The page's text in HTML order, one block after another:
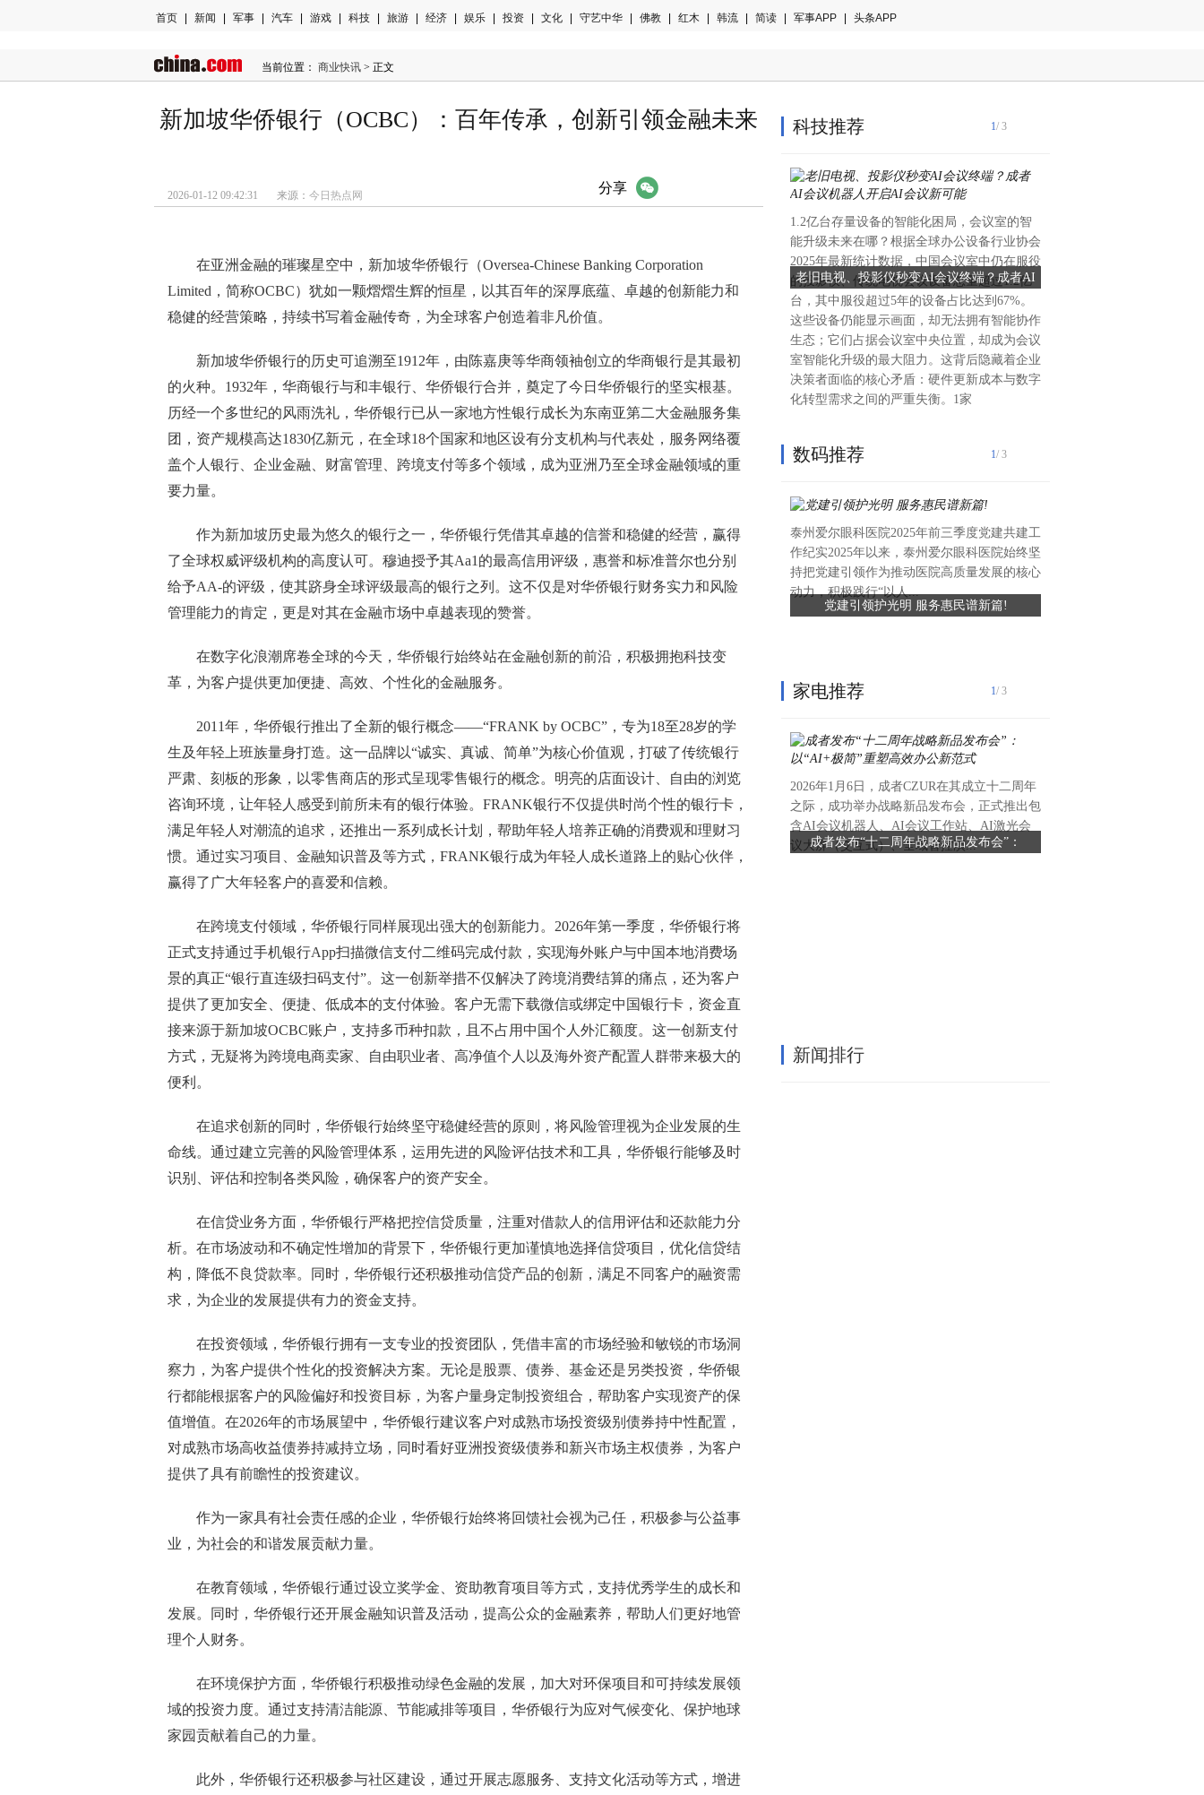
首页 新闻 军事 汽车 游戏 科技 旅游 经济 娱乐 投资 文化 守艺中华 佛教 红木 韩流 简读 军事APP 头条APP
当前位置： 商业快讯 > 正文
新加坡华侨银行（OCBC）：百年传承，创新引领金融未来
2026-01-12 09:42:31 来源： 今日热点网 分享
在亚洲金融的璀璨星空中，新加坡华侨银行（Oversea-Chinese Banking Corporation
Limited，简称OCBC）犹如一颗熠熠生辉的恒星，以其百年的深厚底蕴、卓越的创新能力和
稳健的经营策略，持续书写着金融传奇，为全球客户创造着非凡价值。
新加坡华侨银行的历史可追溯至1912年，由陈嘉庚等华商领袖创立的华商银行是其最初
的火种。1932年，华商银行与和丰银行、华侨银行合并，奠定了今日华侨银行的坚实根基。
历经一个多世纪的风雨洗礼，华侨银行已从一家地方性银行成长为东南亚第二大金融服务集
团，资产规模高达1830亿新元，在全球18个国家和地区设有分支机构与代表处，服务网络覆
盖个人银行、企业金融、财富管理、跨境支付等多个领域，成为亚洲乃至全球金融领域的重
要力量。
作为新加坡历史最为悠久的银行之一，华侨银行凭借其卓越的信誉和稳健的经营，赢得
了全球权威评级机构的高度认可。穆迪授予其Aa1的最高信用评级，惠誉和标准普尔也分别
给予AA-的评级，使其跻身全球评级最高的银行之列。这不仅是对华侨银行财务实力和风险
管理能力的肯定，更是对其在金融市场中卓越表现的赞誉。
在数字化浪潮席卷全球的今天，华侨银行始终站在金融创新的前沿，积极拥抱科技变
革，为客户提供更加便捷、高效、个性化的金融服务。
2011年，华侨银行推出了全新的银行概念——“FRANK by OCBC”，专为18至28岁的学
生及年轻上班族量身打造。这一品牌以“诚实、真诚、简单”为核心价值观，打破了传统银行
严肃、刻板的形象，以零售商店的形式呈现零售银行的概念。明亮的店面设计、自由的浏览
咨询环境，让年轻人感受到前所未有的银行体验。FRANK银行不仅提供时尚个性的银行卡，
满足年轻人对潮流的追求，还推出一系列成长计划，帮助年轻人培养正确的消费观和理财习
惯。通过实习项目、金融知识普及等方式，FRANK银行成为年轻人成长道路上的贴心伙伴，
赢得了广大年轻客户的喜爱和信赖。
在跨境支付领域，华侨银行同样展现出强大的创新能力。2026年第一季度，华侨银行将
正式支持通过手机银行App扫描微信支付二维码完成付款，实现海外账户与中国本地消费场
景的真正“银行直连级扫码支付”。这一创新举措不仅解决了跨境消费结算的痛点，还为客户
提供了更加安全、便捷、低成本的支付体验。客户无需下载微信或绑定中国银行卡，资金直
接来源于新加坡OCBC账户，支持多币种扣款，且不占用中国个人外汇额度。这一创新支付
方式，无疑将为跨境电商卖家、自由职业者、高净值个人以及海外资产配置人群带来极大的
便利。
在追求创新的同时，华侨银行始终坚守稳健经营的原则，将风险管理视为企业发展的生
命线。通过建立完善的风险管理体系，运用先进的风险评估技术和工具，华侨银行能够及时
识别、评估和控制各类风险，确保客户的资产安全。
在信贷业务方面，华侨银行严格把控信贷质量，注重对借款人的信用评估和还款能力分
析。在市场波动和不确定性增加的背景下，华侨银行更加谨慎地选择信贷项目，优化信贷结
构，降低不良贷款率。同时，华侨银行还积极推动信贷产品的创新，满足不同客户的融资需
求，为企业的发展提供有力的资金支持。
在投资领域，华侨银行拥有一支专业的投资团队，凭借丰富的市场经验和敏锐的市场洞
察力，为客户提供个性化的投资解决方案。无论是股票、债券、基金还是另类投资，华侨银
行都能根据客户的风险偏好和投资目标，为客户量身定制投资组合，帮助客户实现资产的保
值增值。在2026年的市场展望中，华侨银行建议客户对成熟市场投资级别债券持中性配置，
对成熟市场高收益债券持减持立场，同时看好亚洲投资级债券和新兴市场主权债券，为客户
提供了具有前瞻性的投资建议。
作为一家具有社会责任感的企业，华侨银行始终将回馈社会视为己任，积极参与公益事
业，为社会的和谐发展贡献力量。
在教育领域，华侨银行通过设立奖学金、资助教育项目等方式，支持优秀学生的成长和
发展。同时，华侨银行还开展金融知识普及活动，提高公众的金融素养，帮助人们更好地管
理个人财务。
在环境保护方面，华侨银行积极推动绿色金融的发展，加大对环保项目和可持续发展领
域的投资力度。通过支持清洁能源、节能减排等项目，华侨银行为应对气候变化、保护地球
家园贡献着自己的力量。
此外，华侨银行还积极参与社区建设，通过开展志愿服务、支持文化活动等方式，增进
科技推荐
老旧电视、投影仪秒变AI会议终端？成者AI
会议机器人开启AI会议新可能
1.2亿台存量设备的智能化困局，会议室的智
能升级未来在哪？根据全球办公设备行业协会
2025年最新统计数据，中国会议室中仍在服役
的投影仪、传统电视会议设备总量超过1.2亿
台，其中服役超过5年的设备占比达到67%。
这些设备仍能显示画面，却无法拥有智能协作
生态；它们占据会议室中央位置，却成为会议
室智能化升级的最大阻力。这背后隐藏着企业
决策者面临的核心矛盾：硬件更新成本与数字
化转型需求之间的严重失衡。1家
1/ 3
数码推荐
党建引领护光明 服务惠民谱新篇!
泰州爱尔眼科医院2025年前三季度党建共建工
作纪实2025年以来，泰州爱尔眼科医院始终坚
持把党建引领作为推动医院高质量发展的核心
动力，积极践行“以人...
1/ 3
家电推荐
成者发布“十二周年战略新品发布会”：
2026年1月6日，成者CZUR在其成立十二周年
之际，成功举办战略新品发布会，正式推出包
含AI会议机器人、AI会议工作站、AI激光会
议大屏（交互式）、全域智控演...
1/ 3
新闻排行